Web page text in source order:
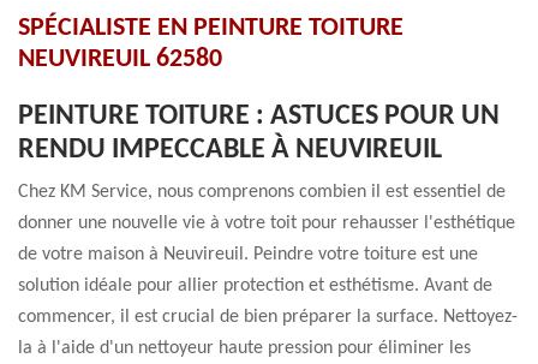
SPÉCIALISTE EN PEINTURE TOITURE
NEUVIREUIL 62580
PEINTURE TOITURE : ASTUCES POUR UN
RENDU IMPECCABLE À NEUVIREUIL
Chez KM Service, nous comprenons combien il est essentiel de
donner une nouvelle vie à votre toit pour rehausser l'esthétique
de votre maison à Neuvireuil. Peindre votre toiture est une
solution idéale pour allier protection et esthétisme. Avant de
commencer, il est crucial de bien préparer la surface. Nettoyez-
la à l'aide d'un nettoyeur haute pression pour éliminer les